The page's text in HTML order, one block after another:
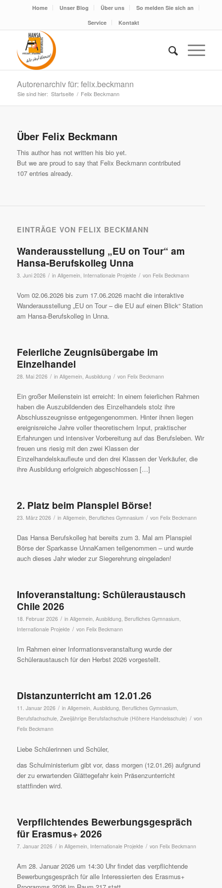
Home Unser Blog Über uns
So melden Sie sich an
Service
Kontakt
Autorenarchiv für: felix.beckmann
Sie sind hier: Startseite / Felix Beckmann
Über Felix Beckmann
This author has not written his bio yet.
But we are proud to say that Felix Beckmanncontributed
107 entries already.
EINTRÄGE VON FELIX BECKMANN
Wanderausstellung „EU on Tour“ am
Hansa-Berufskolleg Unna
3. Juni 2026 / in Allgemein, Internationale Projekte / von Felix Beckmann
Vom 02.06.2026 bis zum 17.06.2026 macht die interaktive
Wanderausstellung „EU on Tour – die EU auf einen Blick“ Station
am Hansa-Berufskolleg in Unna.
Feierliche Zeugnisübergabe im
Einzelhandel
28. Mai 2026 / in Allgemein, Ausbildung / von Felix Beckmann
Ein großer Meilenstein ist erreicht: In einem feierlichen Rahmen
haben die Auszubildenden des Einzelhandels stolz ihre
Abschlusszeugnisse entgegengenommen. Hinter ihnen liegen
ereignisreiche Jahre voller theoretischem Input, praktischer
Erfahrungen und intensiver Vorbereitung auf das Berufsleben. Wir
freuen uns riesig mit den zwei Klassen der
Einzelhandelskaufleute und den drei Klassen der Verkäufer, die
ihre Ausbildung erfolgreich abgeschlossen […]
2. Platz beim Planspiel Börse!
23. März 2026 / in Allgemein, Berufliches Gymnasium / von Felix Beckmann
Das Hansa Berufskolleg hat bereits zum 3. Mal am Planspiel
Börse der Sparkasse UnnaKamen teilgenommen – und wurde
auch dieses Jahr wieder zur Siegerehrung eingeladen!
Infoveranstaltung: Schüleraustausch
Chile 2026
18. Februar 2026 / in Allgemein, Ausbildung, Berufliches Gymnasium,
Internationale Projekte / von Felix Beckmann
Im Rahmen einer Informationsveranstaltung wurde der
Schüleraustausch für den Herbst 2026 vorgestellt.
Distanzunterricht am 12.01.26
11. Januar 2026 / in Allgemein, Ausbildung, Berufliches Gymnasium,
Berufsfachschule, Zweijährige Berufsfachschule (Höhere Handelsschule) / von
Felix Beckmann
Liebe Schülerinnen und Schüler,
das Schulministerium gibt vor, dass morgen (12.01.26) aufgrund
der zu erwartenden Glättegefahr kein Präsenzunterricht
stattfinden wird.
Verpflichtendes Bewerbungsgespräch
für Erasmus+ 2026
7. Januar 2026 / in Allgemein Internationale Projekte / von Felix Beckmann
Am 28. Januar 2026 um 14:30 Uhr findet das verpflichtende
Bewerbungsgespräch für alle Interessierten des Erasmus+